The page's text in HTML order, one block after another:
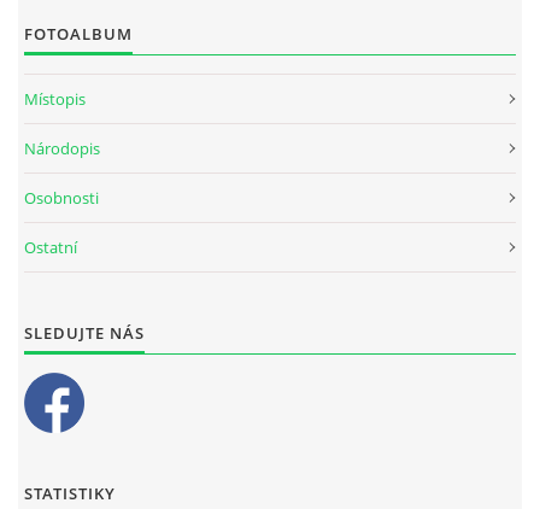
FOTOALBUM
Místopis
Národopis
Osobnosti
Ostatní
SLEDUJTE NÁS
STATISTIKY